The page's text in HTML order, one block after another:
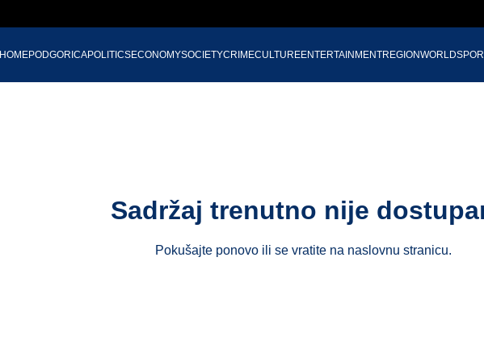
HOMEPODGORICAPOLITICSECONOMYSOCIETYCRIMECULTUREENTERTAINMENTREGIONWORLD
Sadržaj trenutno nije
Pokušajte ponovo ili se vratite na naslovnu stranicu.